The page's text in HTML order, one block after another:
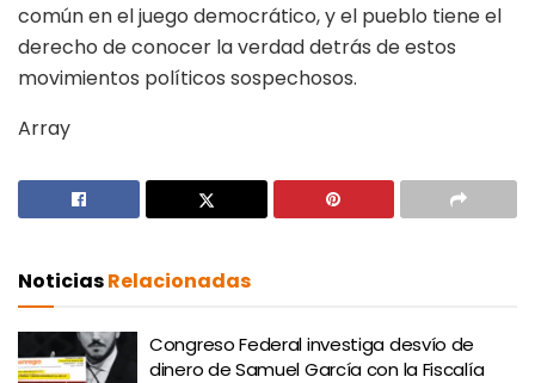
común en el juego democrático, y el pueblo tiene el
derecho de conocer la verdad detrás de estos
movimientos políticos sospechosos.
Array
NoticiasRelacionadas
Congreso Federal investiga desvío de
dinero de Samuel García con la Fiscalía